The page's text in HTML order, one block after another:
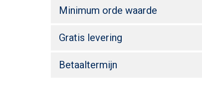
Minimum orde waarde
Gratis levering
Betaaltermijn